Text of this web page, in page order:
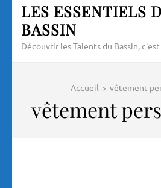
LES ESSENTIELS
BASSIN
Découvrir les Talents du Bassin,
Accueil > vêtement
vêtement